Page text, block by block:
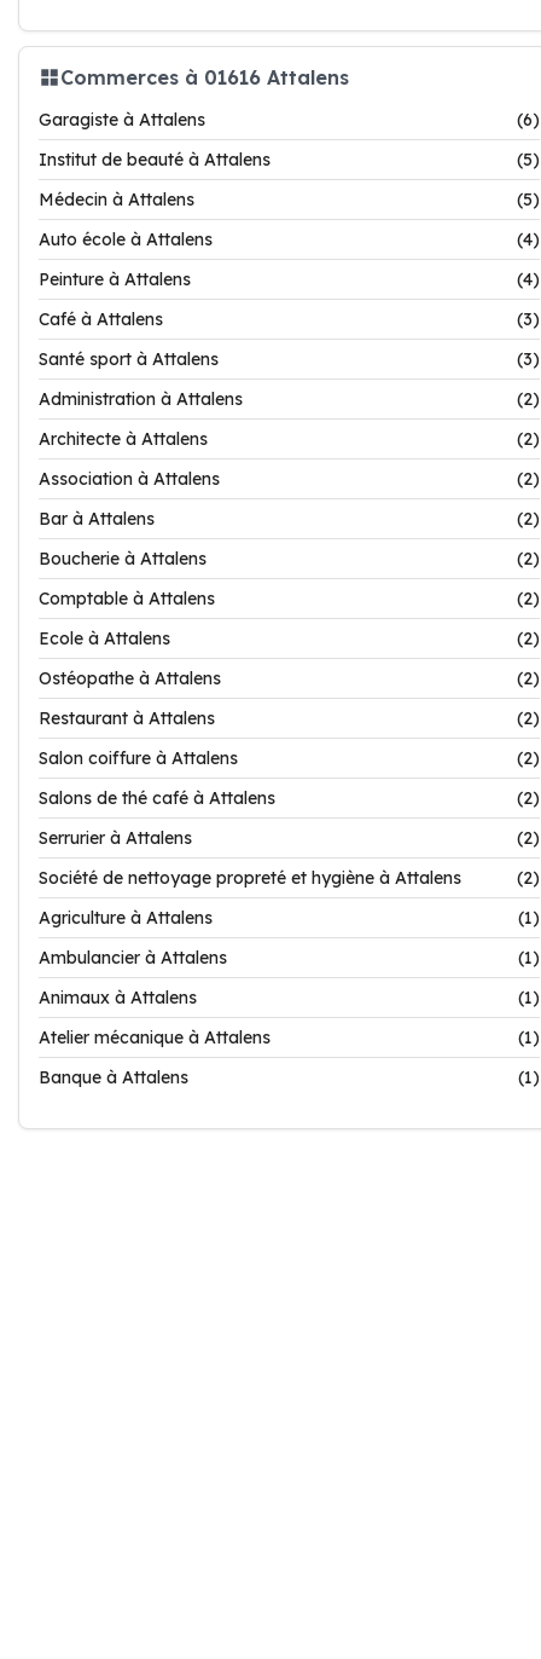
Commerces à 01616 Attalens
Garagiste à Attalens
(6)
Institut de beauté à Attalens
(5)
Médecin à Attalens
(5)
Auto école à Attalens
(4)
Peinture à Attalens
(4)
Café à Attalens
(3)
Santé sport à Attalens
(3)
Administration à Attalens
(2)
Architecte à Attalens
(2)
Association à Attalens
(2)
Bar à Attalens
(2)
Boucherie à Attalens
(2)
Comptable à Attalens
(2)
Ecole à Attalens
(2)
Ostéopathe à Attalens
(2)
Restaurant à Attalens
(2)
Salon coiffure à Attalens
(2)
Salons de thé café à Attalens
(2)
Serrurier à Attalens
(2)
Société de nettoyage propreté et hygiène à Attalens
(2)
Agriculture à Attalens
(1)
Ambulancier à Attalens
(1)
Animaux à Attalens
(1)
Atelier mécanique à Attalens
(1)
Banque à Attalens
(1)